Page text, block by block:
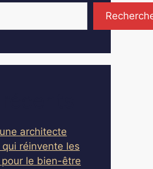
architecte
réinvente les
le bien-être